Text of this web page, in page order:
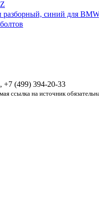
синий для
+7 (499) 394-20-33
ссылка на источник